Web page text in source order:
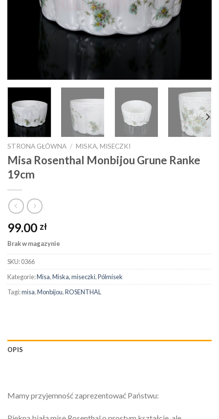
STRONA GŁÓWNA / MISKA, MISECZKI
Misa Rosenthal Monbijou Grune Ranke
19cm
99.00 zł
Brak w magazynie
SKU:0366
Kategorie:Misa,Miska, miseczki,Pólmisek
Tagi:misa,Monbijou,ROSENTHAL
OPIS
Mamy przyjemność zaprezentować Państwu: